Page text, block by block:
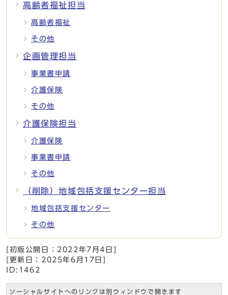
高齢者福祉担当
高齢者福祉
その他
企画管理担当
事業書申請
介護保険
その他
介護保険担当
介護保険
事業書申請
その他
（削除）地域包括支援センター担当
地域包括支援センター
その他
[初版公開日： 2022年7月4日
[更新日： 2025年6月17日
ID:1462
ソーシャルサイトへのリンクは別ウィンドウで開きます